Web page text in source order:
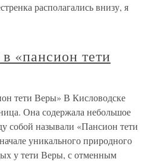
располагались внизу, я
«пансион тети
тети Веры» В Кисловодске
Она содержала небольшое
собой называли «Пансион тети
уникального природного
у тети Веры, с отменным